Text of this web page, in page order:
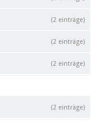
(2 einträge)
(2 einträge)
(2 einträge)
(2 einträge)